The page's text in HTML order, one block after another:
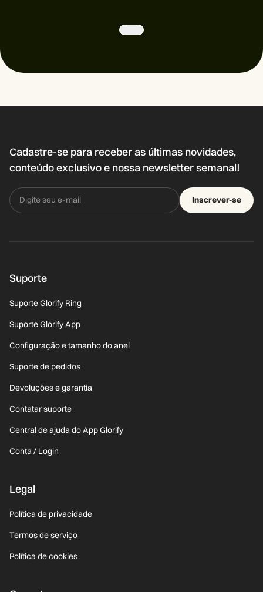
Cadastre-se para receber as últimas novidades,
conteúdo exclusivo e nossa newsletter semanal!
Inscrever-se
Suporte
Suporte Glorify Ring
Suporte Glorify App
Configuração e tamanho do anel
Suporte de pedidos
Devoluções e garantia
Contatar suporte
Central de ajuda do App Glorify
Conta / Login
Legal
Política de privacidade
Termos de serviço
Política de cookies